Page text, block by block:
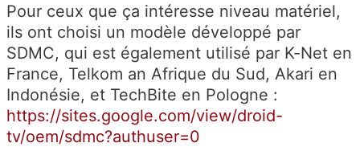
Pour ceux que ça intéresse niveau matériel,
ils ont choisi un modèle développé par
SDMC, qui est également utilisé par K-Net en
France, Telkom an Afrique du Sud, Akari en
Indonésie, et TechBite en Pologne :
https://sites.google.com/view/droid-
tv/oem/sdmc?authuser=0